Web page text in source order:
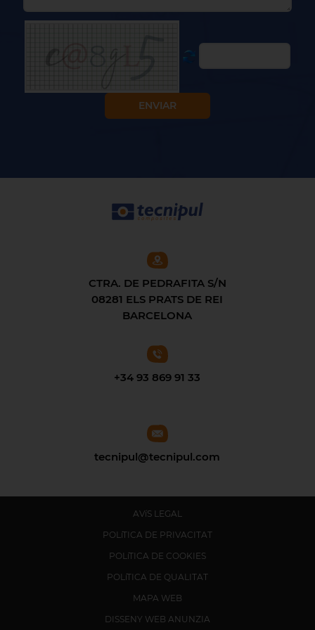
CTRA. DE PEDRAFITA S/N
08281 ELS PRATS DE REI
BARCELONA
+34 93 869 91 33
tecnipul@tecnipul.com
AVíS LEGAL
POLíTICA DE PRIVACITAT
POLíTICA DE COOKIES
POLíTICA DE QUALITAT
MAPA WEB
DISSENY WEB ANUNZIA